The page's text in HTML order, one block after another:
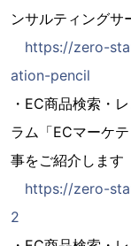
ンサルティングサ
https://zero-
ation-pencil
・EC商品検索・
ラム「ECマーケ
事をご紹介します
https://zero-
2